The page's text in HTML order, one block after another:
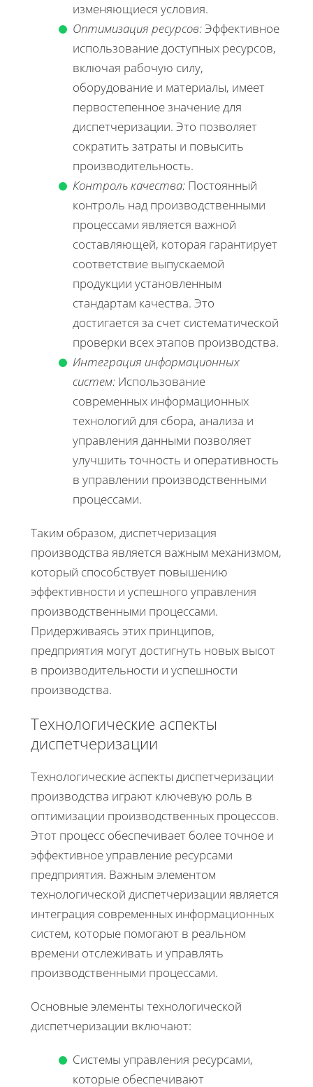
изменяющиеся условия.
Оптимизация ресурсов:Эффективное
использование доступных ресурсов,
включая рабочую силу,
оборудование и материалы, имеет
первостепенное значение для
диспетчеризации. Это позволяет
сократить затраты и повысить
производительность.
Контроль качества: Постоянный
контроль над производственными
процессами является важной
составляющей, которая гарантирует
соответствие выпускаемой
продукции установленным
стандартам качества. Это
достигается за счет систематической
проверки всех этапов производства.
Интеграция информационных
систем: Использование
современных информационных
технологий для сбора, анализа и
управления данными позволяет
улучшить точность и оперативность
в управлении производственными
процессами.
Таким образом, диспетчеризация
производства является важным механизмом,
который способствует повышению
эффективности и успешного управления
производственными процессами.
Придерживаясь этих принципов,
предприятия могут достигнуть новых высот
в производительности и успешности
производства.
Технологические аспекты
диспетчеризации
Технологические аспекты диспетчеризации
производства играют ключевую роль в
оптимизации производственных процессов.
Этот процесс обеспечивает более точное и
эффективное управление ресурсами
предприятия. Важным элементом
технологической диспетчеризации является
интеграция современных информационных
систем, которые помогают в реальном
времени отслеживать и управлять
производственными процессами.
Основные элементы технологической
диспетчеризации включают:
Системы управления ресурсами,
которые обеспечивают